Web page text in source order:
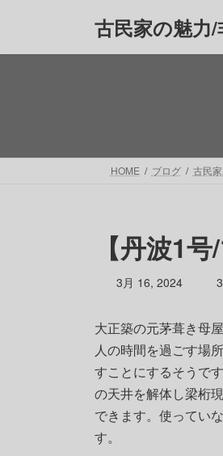
ッ
移
古民家の魅力
HOME ブログ 古民
【丹波1
3月 16, 2024
時
:
大正築の元茅葺き母
人の時間を過ごす場
すことにするそうで
の天井を解体し梁桁
できます。使ってい
す。